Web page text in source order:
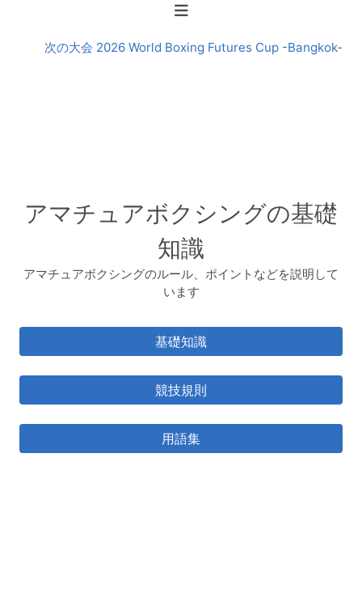
次の大会 2026 World Boxing Futures Cup -Bangkok-
アマチュアボクシングの基礎
知識
アマチュアボクシングのルール、ポイントなどを説明して
います
基礎知識
競技規則
用語集